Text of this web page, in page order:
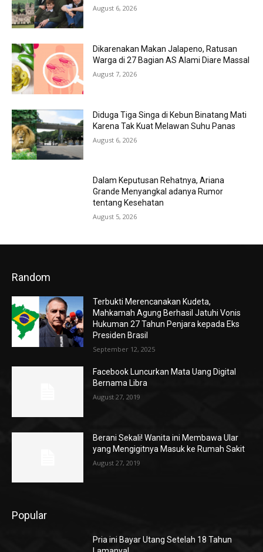
August 6, 2026
Dikarenakan Makan Jalapeno, Ratusan
Warga di 27 Bagian AS Alami Diare Massal
August 7, 2026
Diduga Tiga Singa di Kebun Binatang Mati
Karena Tak Kuat Melawan Suhu Panas
August 6, 2026
Dalam Keputusan Rehatnya, Ariana
Grande Menyangkal adanya Rumor
tentang Kesehatan
August 5, 2026
Random
Terbukti Merencanakan Kudeta,
Mahkamah Agung Berhasil Jatuhi Vonis
Hukuman 27 Tahun Penjara kepada Eks
Presiden Brasil
September 12, 2025
Facebook Luncurkan Mata Uang Digital
Bernama Libra
August 27, 2019
Berani Sekali! Wanita ini Membawa Ular
yang Mengigitnya Masuk ke Rumah Sakit
August 27, 2019
Popular
Pria ini Bayar Utang Setelah 18 Tahun